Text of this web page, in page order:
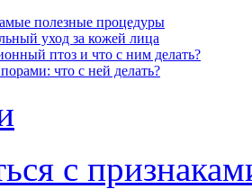
полезные процедуры
уход за кожей лица
птоз и что с ним делать?
что с ней делать?
с